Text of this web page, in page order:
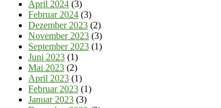
April 2024 (3)
Februar 2024 (3)
Dezember 2023 (2)
November 2023 (3)
September 2023 (1)
Juni 2023 (1)
Mai 2023 (2)
April 2023 (1)
Februar 2023 (1)
Januar 2023 (3)